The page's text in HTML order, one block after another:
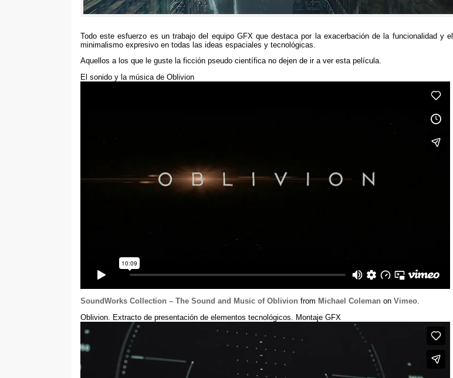
Todo este esfuerzo es un trabajo del equipo GFX que destaca por la exacerbación de la funcionalidad y el
minimalismo expresivo en todas las ideas espaciales y tecnológicas.
Aquellos a los que le guste la ficción pseudo científica no dejen de ir a ver esta película.
El sonido y la música de Oblivion
SoundWorks Collection – The Sound and Music of Oblivion from Michael Coleman on Vimeo
Oblivion. Extracto de presentación de elementos tecnológicos. Montaje GFX